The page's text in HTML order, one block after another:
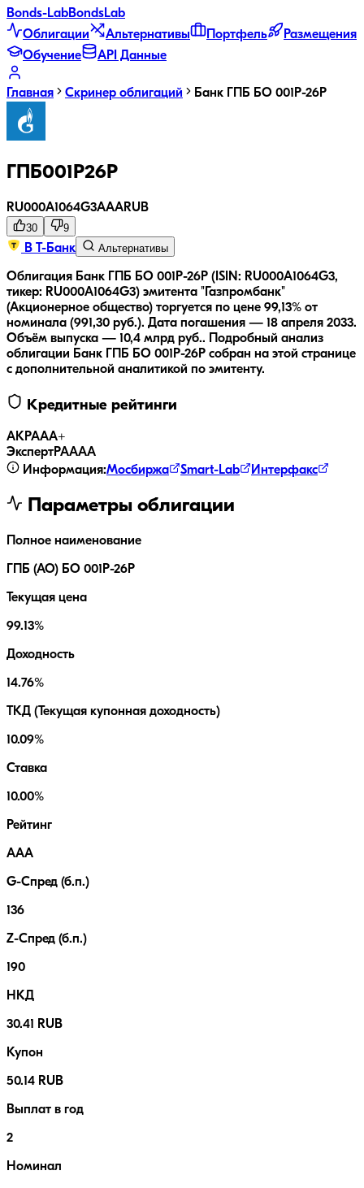
Bonds-LabBondsLab
Облигации
Альтернативы Портфель
Размещения
Обучение
API Данные
Главная Скринер облигаций Банк ГПБ БО 001Р-26Р
ГПБ001P26P
RU000A1064G3AAARUB
30 9
В Т-Банк Альтернативы
Облигация Банк ГПБ БО 001Р-26Р (ISIN: RU000A1064G3,
тикер: RU000A1064G3) эмитента "Газпромбанк"
(Акционерное общество) торгуется по цене 99,13% от
номинала (991,30 руб.). Дата погашения — 18 апреля 2033.
Объём выпуска — 10,4 млрд руб..
Подробный анализ
облигации Банк ГПБ БО 001Р-26Р собран на этой странице
с дополнительной аналитикой по эмитенту.
Кредитные рейтинги
АКРАAA+
ЭкспертРАAAA
Информация:Мосбиржа Smart-Lab Интерфакс
Параметры облигации
Полное наименование
ГПБ (АО) БО 001Р-26Р
Текущая цена
99.13%
Доходность
14.76%
ТКД (Текущая купонная доходность)
10.09%
Ставка
10.00%
Рейтинг
AAA
G-Спред (б.п.)
136
Z-Спред (б.п.)
190
НКД
30.41 RUB
Купон
50.14 RUB
Выплат в год
2
Номинал